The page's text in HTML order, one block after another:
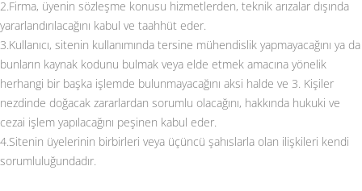
2.Firma, üyenin sözleşme konusu hizmetlerden, teknik arızalar dışında
yararlandırılacağını kabul ve taahhüt eder.
3.Kullanıcı, sitenin kullanımında tersine mühendislik yapmayacağını ya da
bunların kaynak kodunu bulmak veya elde etmek amacına yönelik
herhangi bir başka işlemde bulunmayacağını aksi halde ve 3. Kişiler
nezdinde doğacak zararlardan sorumlu olacağını, hakkında hukuki ve
cezai işlem yapılacağını peşinen kabul eder.
4.Sitenin üyelerinin birbirleri veya üçüncü şahıslarla olan ilişkileri kendi
sorumluluğundadır.